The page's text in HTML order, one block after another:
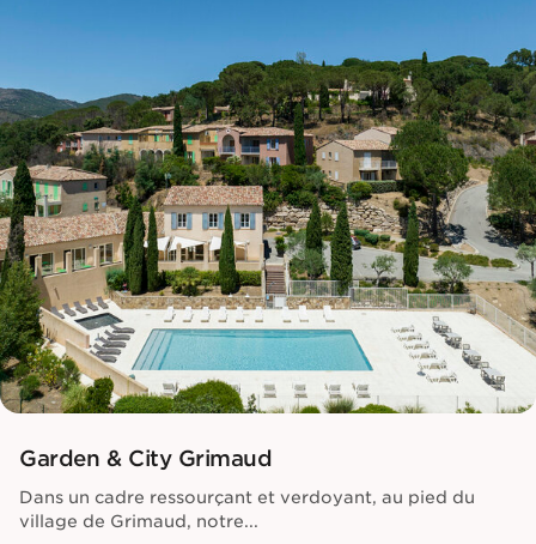
Garden & City Grimaud
Dans un cadre ressourçant et verdoyant, au pied du
village de Grimaud, notre...